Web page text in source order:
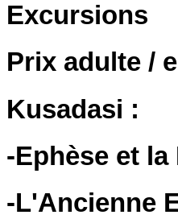
Excursions
Prix adulte /
Kusadasi :
-Ephèse et la
-L'Ancienne